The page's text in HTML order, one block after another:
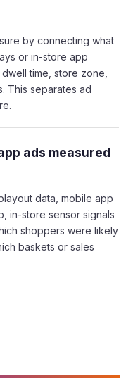
by connecting what
or in-store app
time, store zone,
This separates ad
ads measured
data, mobile app
in-store sensor signals
shoppers were likely
baskets or sales